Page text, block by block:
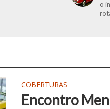
o
COBERTURAS
Encontro